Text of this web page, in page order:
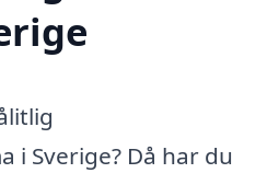
i Sverige? Då har du